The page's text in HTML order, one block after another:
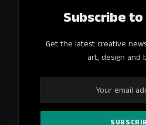
Subscribe
Get the latest creative
art, design and